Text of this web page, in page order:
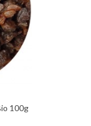
100g